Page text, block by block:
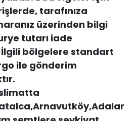
tarafınıza
üzerinden bilgi
tutarı iade
bölgelere standart
ile gönderim